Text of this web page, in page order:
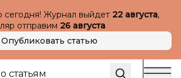
сегодня! Журнал выйдет 22 августа,
отправим 26 августа
Опубликовать статью